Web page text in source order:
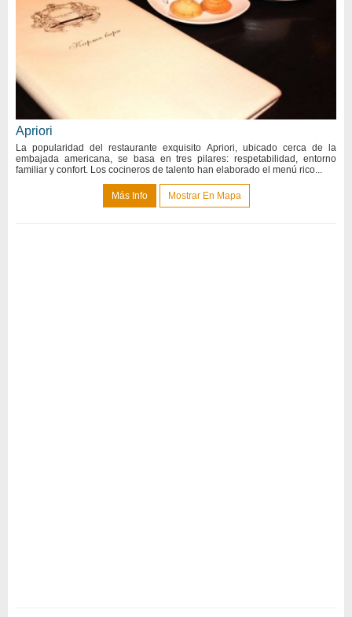
Apriori
La popularidad del restaurante exquisito Apriori, ubicado cerca de la
embajada americana, se basa en tres pilares: respetabilidad, entorno
familiar y confort. Los cocineros de talento han elaborado el menú rico...
Más Info Mostrar En Mapa